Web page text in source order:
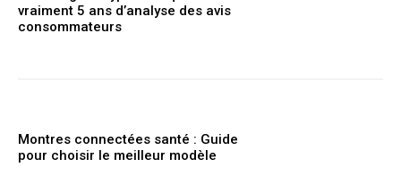
vraiment 5 ans d’analyse des avis
consommateurs
Montres connectées santé : Guide
pour choisir le meilleur modèle